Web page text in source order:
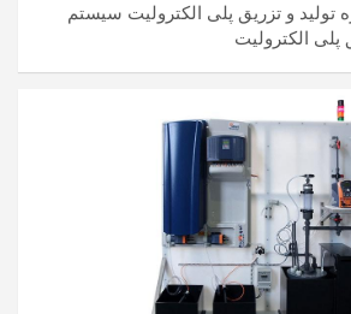
تولید و تزریق پلی الکترولیت سیستم
پلی الکترولیت